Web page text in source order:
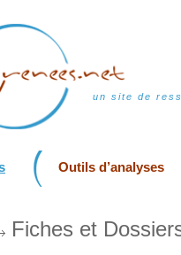
un site de
Outils d’analyses
Fiches et